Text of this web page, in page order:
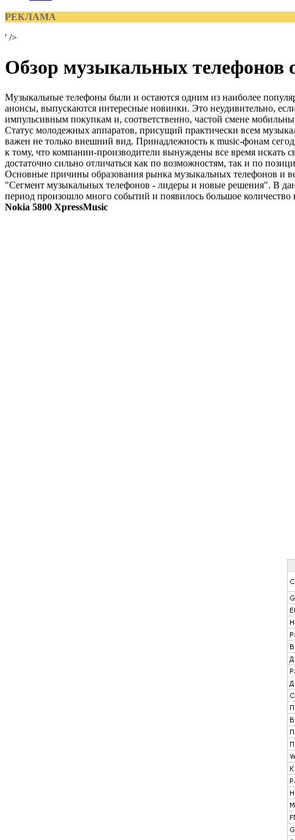
РЕКЛАМА
' />
Обзор музыкальных телефонов
Музыкальные телефоны были и остаются одним из наиболее
анонсы, выпускаются интересные новинки. Это неудивительно,
импульсивным покупкам и, соответственно, частой смене
Статус молодежных аппаратов, присущий практически всем
важен не только внешний вид. Принадлежность к music-фонам
к тому, что компании-производители вынуждены все время искать
достаточно сильно отличаться как по возможностям, так и по
Основные причины образования рынка музыкальных телефонов и
"Сегмент музыкальных телефонов - лидеры и новые решения". В
период произошло много событий и появилось большое количество
Nokia 5800 XpressMusic